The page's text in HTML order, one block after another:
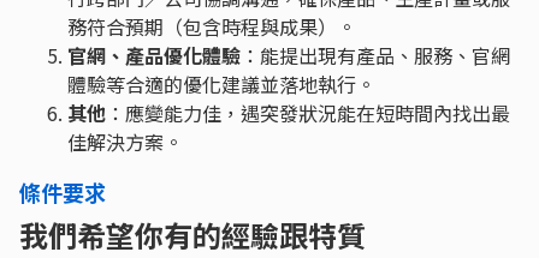
務符合預期（包含時程與成果）。
官網、產品優化體驗 ：能提出現有產品、服務、官網
體驗等合適的優化建議並落地執行。
其他 ：應變能力佳，遇突發狀況能在短時間內找出最
佳解決方案。
條件要求
我們希望你有的經驗跟特質